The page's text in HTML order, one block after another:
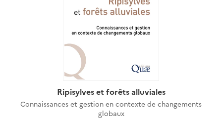
Ripisylves et forêts alluviales
Connaissances et gestion en contexte de changements
globaux